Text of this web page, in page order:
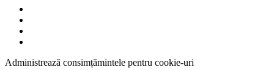
Administrează consimțămintele pentru cookie-uri